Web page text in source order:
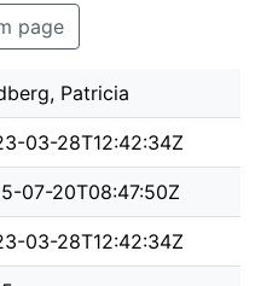
page
Patricia
03-28T12:42:34Z
07-20T08:47:50Z
03-28T12:42:34Z